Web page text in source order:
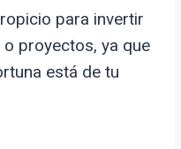
para invertir
proyectos, ya que
está de tu